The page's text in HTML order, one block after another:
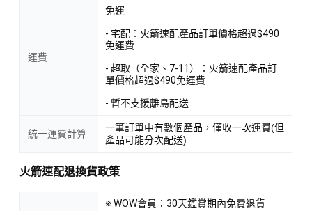
協助網站的經營,二〇一一年成為自由設計師。目前拓展了插圖
等業務,活躍在更廣泛的領域。
www.juno.dti.ne.jp/~jyajya/
王蘊潔
專職日文譯者,旅日求學期間曾經寄宿日本家庭,深入體會日本文
嚴肅或浪漫、或驚悚或溫馨的小說翻譯,也從翻譯童書的過程中,
運費
免運
- 宅配：火箭速配產品訂單價格超過$490
免運費
- 超取（全家、7-11）：火箭速配產品訂
單價格超過$490免運費
- 暫不支援離島配送
統一運費計算
一筆訂單中有數個產品，僅收一次運費(但
產品可能分次配送)
火箭速配退換貨政策
※ WOW會員：30天鑑賞期內免費退貨